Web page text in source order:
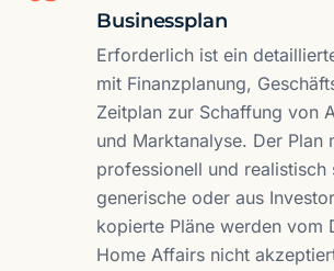
Businessplan
Erforderlich ist ein
mit Finanzplanung,
Zeitplan zur Schaffung von
und Marktanalyse. Der Plan
professionell und realistisch
generische oder aus
kopierte Pläne werden vom
Home Affairs nicht